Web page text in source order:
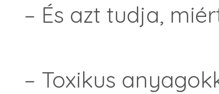
– És azt tudja,
– Toxikus